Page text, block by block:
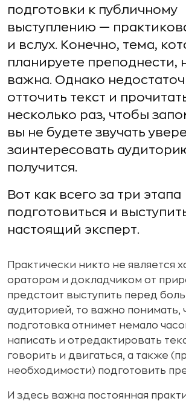
подготовки к публичному
выступлению —
и вслух. Конечно, тема,
планируете преподнести,
важна. Однако
отточить текст и
несколько раз, чтобы
вы не будете звучать
заинтересовать
получится.
Вот как всего за три этапа
подготовиться и
настоящий эксперт.
Практически никто не является
оратором и докладчиком от
предстоит выступить перед
аудиторией, то важно понимать,
подготовка отнимет немало
написать и отредактировать
говорить и двигаться, а также
необходимости) подготовить
И здесь важна постоянная